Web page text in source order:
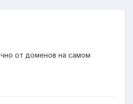
от доменов на самом